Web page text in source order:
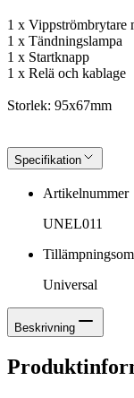
1 x Vippströmbrytare
1 x Tändningslampa
1 x Startknapp
1 x Relä och kablage
Storlek: 95x67mm
Specifikation
Artikelnummer
UNEL011
Universal
Beskrivning